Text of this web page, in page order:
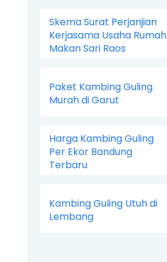
Skema Surat Perjanjian
Kerjasama Usaha Rumah
Makan Sari Raos
Paket Kambing Guling
Murah di Garut
Harga Kambing Guling
Per Ekor Bandung
Terbaru
Kambing Guling Utuh di
Lembang